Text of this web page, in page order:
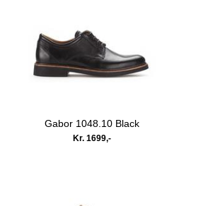
Gabor 1048.10 Black
Kr. 1699,-